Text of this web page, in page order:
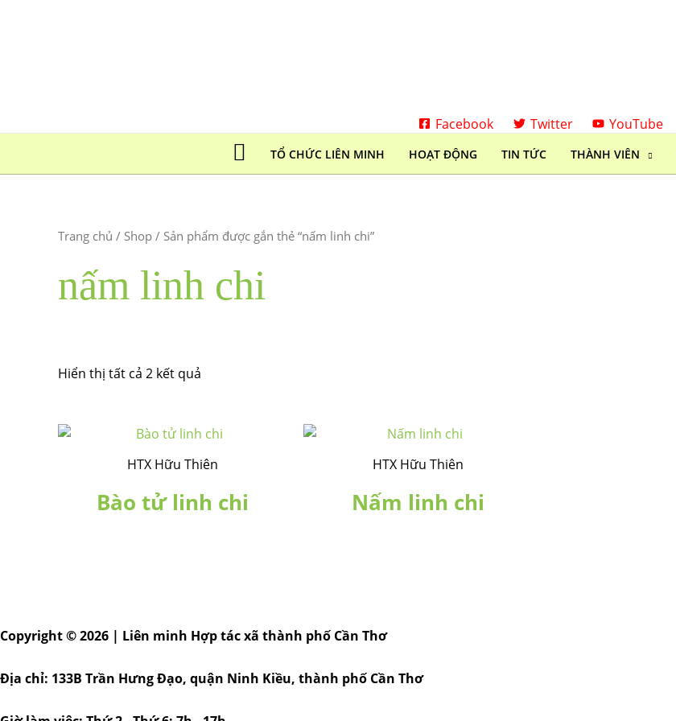
Facebook Twitter YouTube
TỔ CHỨC LIÊN MINH HOẠT ĐỘNG TIN TỨC THÀNH VIÊN
Trang chủ / Shop / Sản phẩm được gắn thẻ “nấm linh chi”
nấm linh chi
Hiển thị tất cả 2 kết quả
HTX Hữu Thiên
Bào tử linh chi
HTX Hữu Thiên
Nấm linh chi
Copyright © 2026 | Liên minh Hợp tác xã thành phố Cần Thơ
Địa chỉ: 133B Trần Hưng Đạo, quận Ninh Kiều, thành phố Cần Thơ